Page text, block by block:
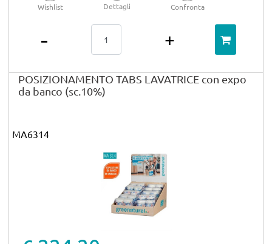
Wishlist Dettagli Confronta
POSIZIONAMENTO TABS LAVATRICE con expo
da banco (sc.10%)
MA6314